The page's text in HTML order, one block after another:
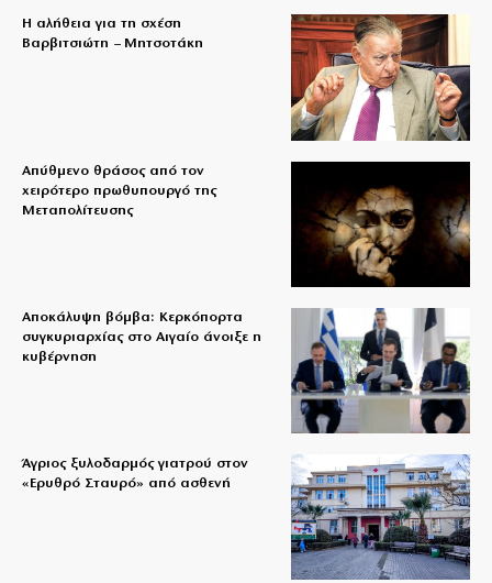
Η αλήθεια για τη σχέση
Βαρβιτσιώτη – Μητσοτάκη
Απύθμενο θράσος από τον
χειρότερο πρωθυπουργό της
Μεταπολίτευσης
Αποκάλυψη βόμβα: Κερκόπορτα
συγκυριαρχίας στο Αιγαίο άνοιξε η
κυβέρνηση
Άγριος ξυλοδαρμός γιατρού στον
«Ερυθρό Σταυρό» από ασθενή